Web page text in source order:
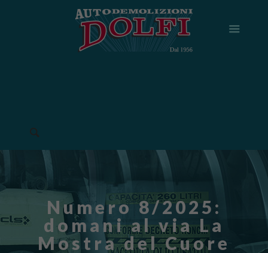
Numero 8/2025:
domani al via La
Mostra del Cuore